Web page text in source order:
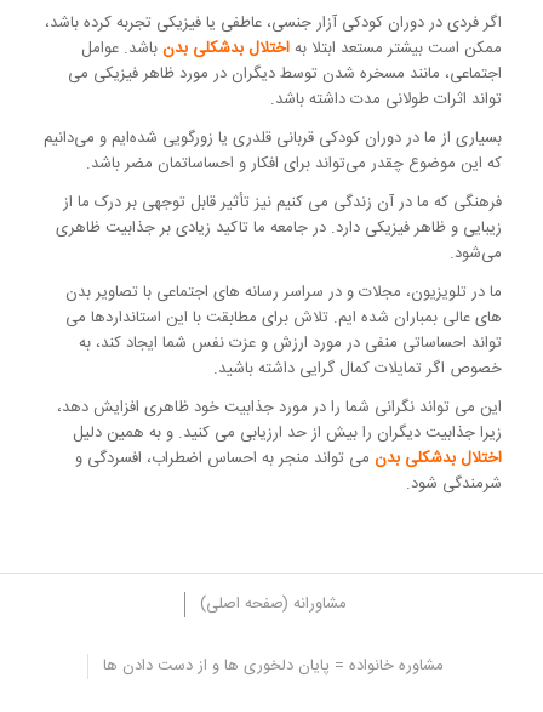
اگر فردی در دوران کودکی آزار جنسی، عاطفی یا فیزیکی تجربه کرده باشد،
ممکن است بیشتر مستعد ابتلا بهاختلال بدشکلی بدن باشد. عوامل
اجتماعی، مانند مسخره شدن توسط دیگران در مورد ظاهر فیزیکی می
تواند اثرات طولانی مدت داشته باشد.
بسیاری از ما در دوران کودکی قربانی قلدری یا زورگویی شده‌ایم و می‌دانیم
که این موضوع چقدر می‌تواند برای افکار و احساساتمان مضر باشد.
فرهنگی که ما در آن زندگی می کنیم نیز تأثیر قابل توجهی بر درک ما از
زیبایی و ظاهر فیزیکی دارد. در جامعه ما تاکید زیادی بر جذابیت ظاهری
می‌شود.
ما در تلویزیون، مجلات و در سراسر رسانه های اجتماعی با تصاویر بدن
های عالی بمباران شده ایم. تلاش برای مطابقت با این استانداردها می
تواند احساساتی منفی در مورد ارزش و عزت نفس شما ایجاد کند، به
خصوص اگر تمایلات کمال گرایی داشته باشید.
این می تواند نگرانی شما را در مورد جذابیت خود ظاهری افزایش دهد،
زیرا جذابیت دیگران را بیش از حد ارزیابی می کنید. و به همین دلیل
اختلال بدشکلی بدنمی تواند منجر به احساس اضطراب، افسردگی و
شرمندگی شود.
مشاورانه (صفحه اصلی)
مشاوره خانواده = پایان دلخوری ها و از دست دادن ها